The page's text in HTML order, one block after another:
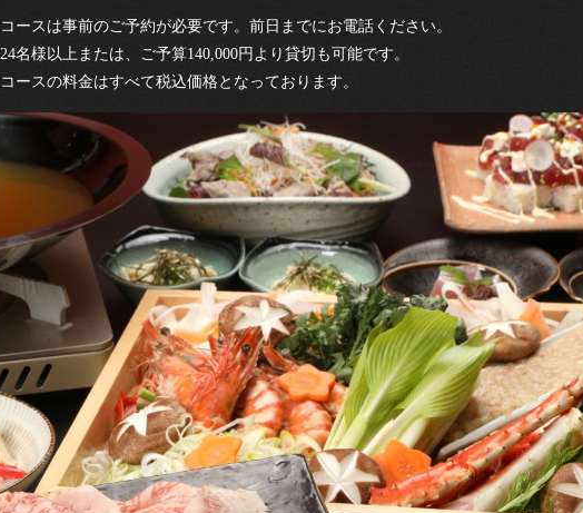
コースは事前のご予約が必要です。前日までにお電話ください。
24名様以上または、ご予算140,000円より貸切も可能です。
コースの料金はすべて税込価格となっております。